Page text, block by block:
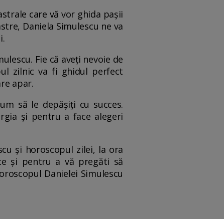
care vă vor ghida pașii
Daniela Simulescu ne va
Fie că aveți nevoie de
zilnic va fi ghidul perfect
apar.
să le depășiți cu succes.
și pentru a face alegeri
și horoscopul zilei, la ora
și pentru a vă pregăti să
Danielei Simulescu